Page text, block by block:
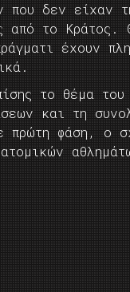
που δεν είχαν
από το
έχουν
το θέμα του
και τη
φάση, ο